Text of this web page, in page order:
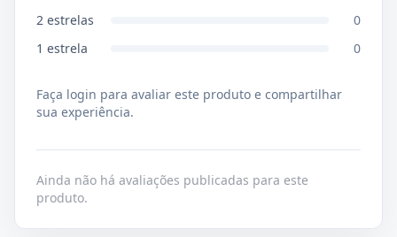
2 estrelas
0
1 estrela 0
Faça login para avaliar este produto e compartilhar
sua experiência.
Ainda não há avaliações publicadas para este
produto.